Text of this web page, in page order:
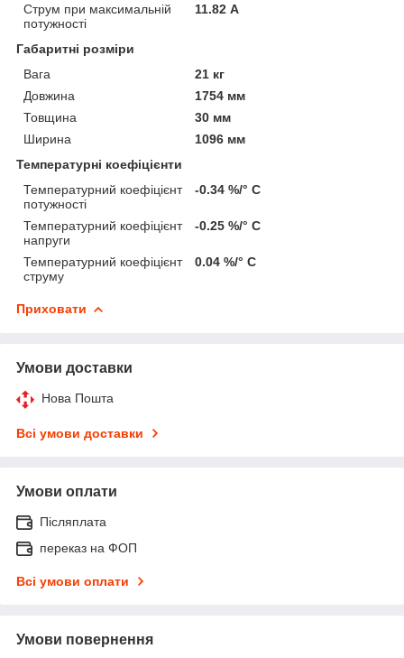
Струм при максимальній
потужності
11.82 А
Габаритні розміри
Вага
21 кг
Довжина
1754 мм
Товщина
30 мм
Ширина
1096 мм
Температурні коефіцієнти
Температурний коефіцієнт
потужності
-0.34 %/° С
Температурний коефіцієнт
напруги
-0.25 %/° С
Температурний коефіцієнт
струму
0.04 %/° С
Приховати
Умови доставки
Нова Пошта
Всі умови доставки
Умови оплати
Післяплата
переказ на ФОП
Всі умови оплати
Умови повернення